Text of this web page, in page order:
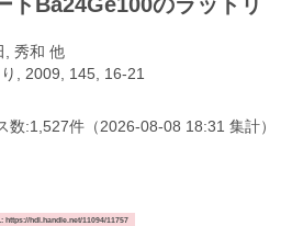
, 秀和 他
, 2009, 145, 16-21
数:1,527件 （2026-08-08 18:31 集計）
https://hdl.handle.net/11094/11757